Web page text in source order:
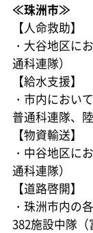
≪珠洲市≫
【人命救助】
・大谷地区に
通科連隊）
【給水支援】
・市内におい
普通科連隊、
【物資輸送】
・中谷地区に
通科連隊）
【道路啓開】
・珠洲市内の
382施設中隊（